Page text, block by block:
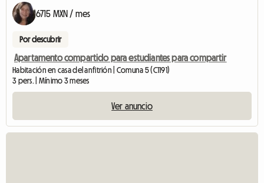
6715 MXN / mes
Por descubrir
Apartamento compartido para estudiantes para compartir
Habitación en casa del anfitrión | Comuna 5 (C1191)
3 pers. | Mínimo 3 meses
Ver anuncio